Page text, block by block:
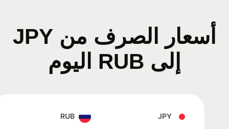
أسعار الصرف من JPY
إلى RUB اليوم
JPY
RUB